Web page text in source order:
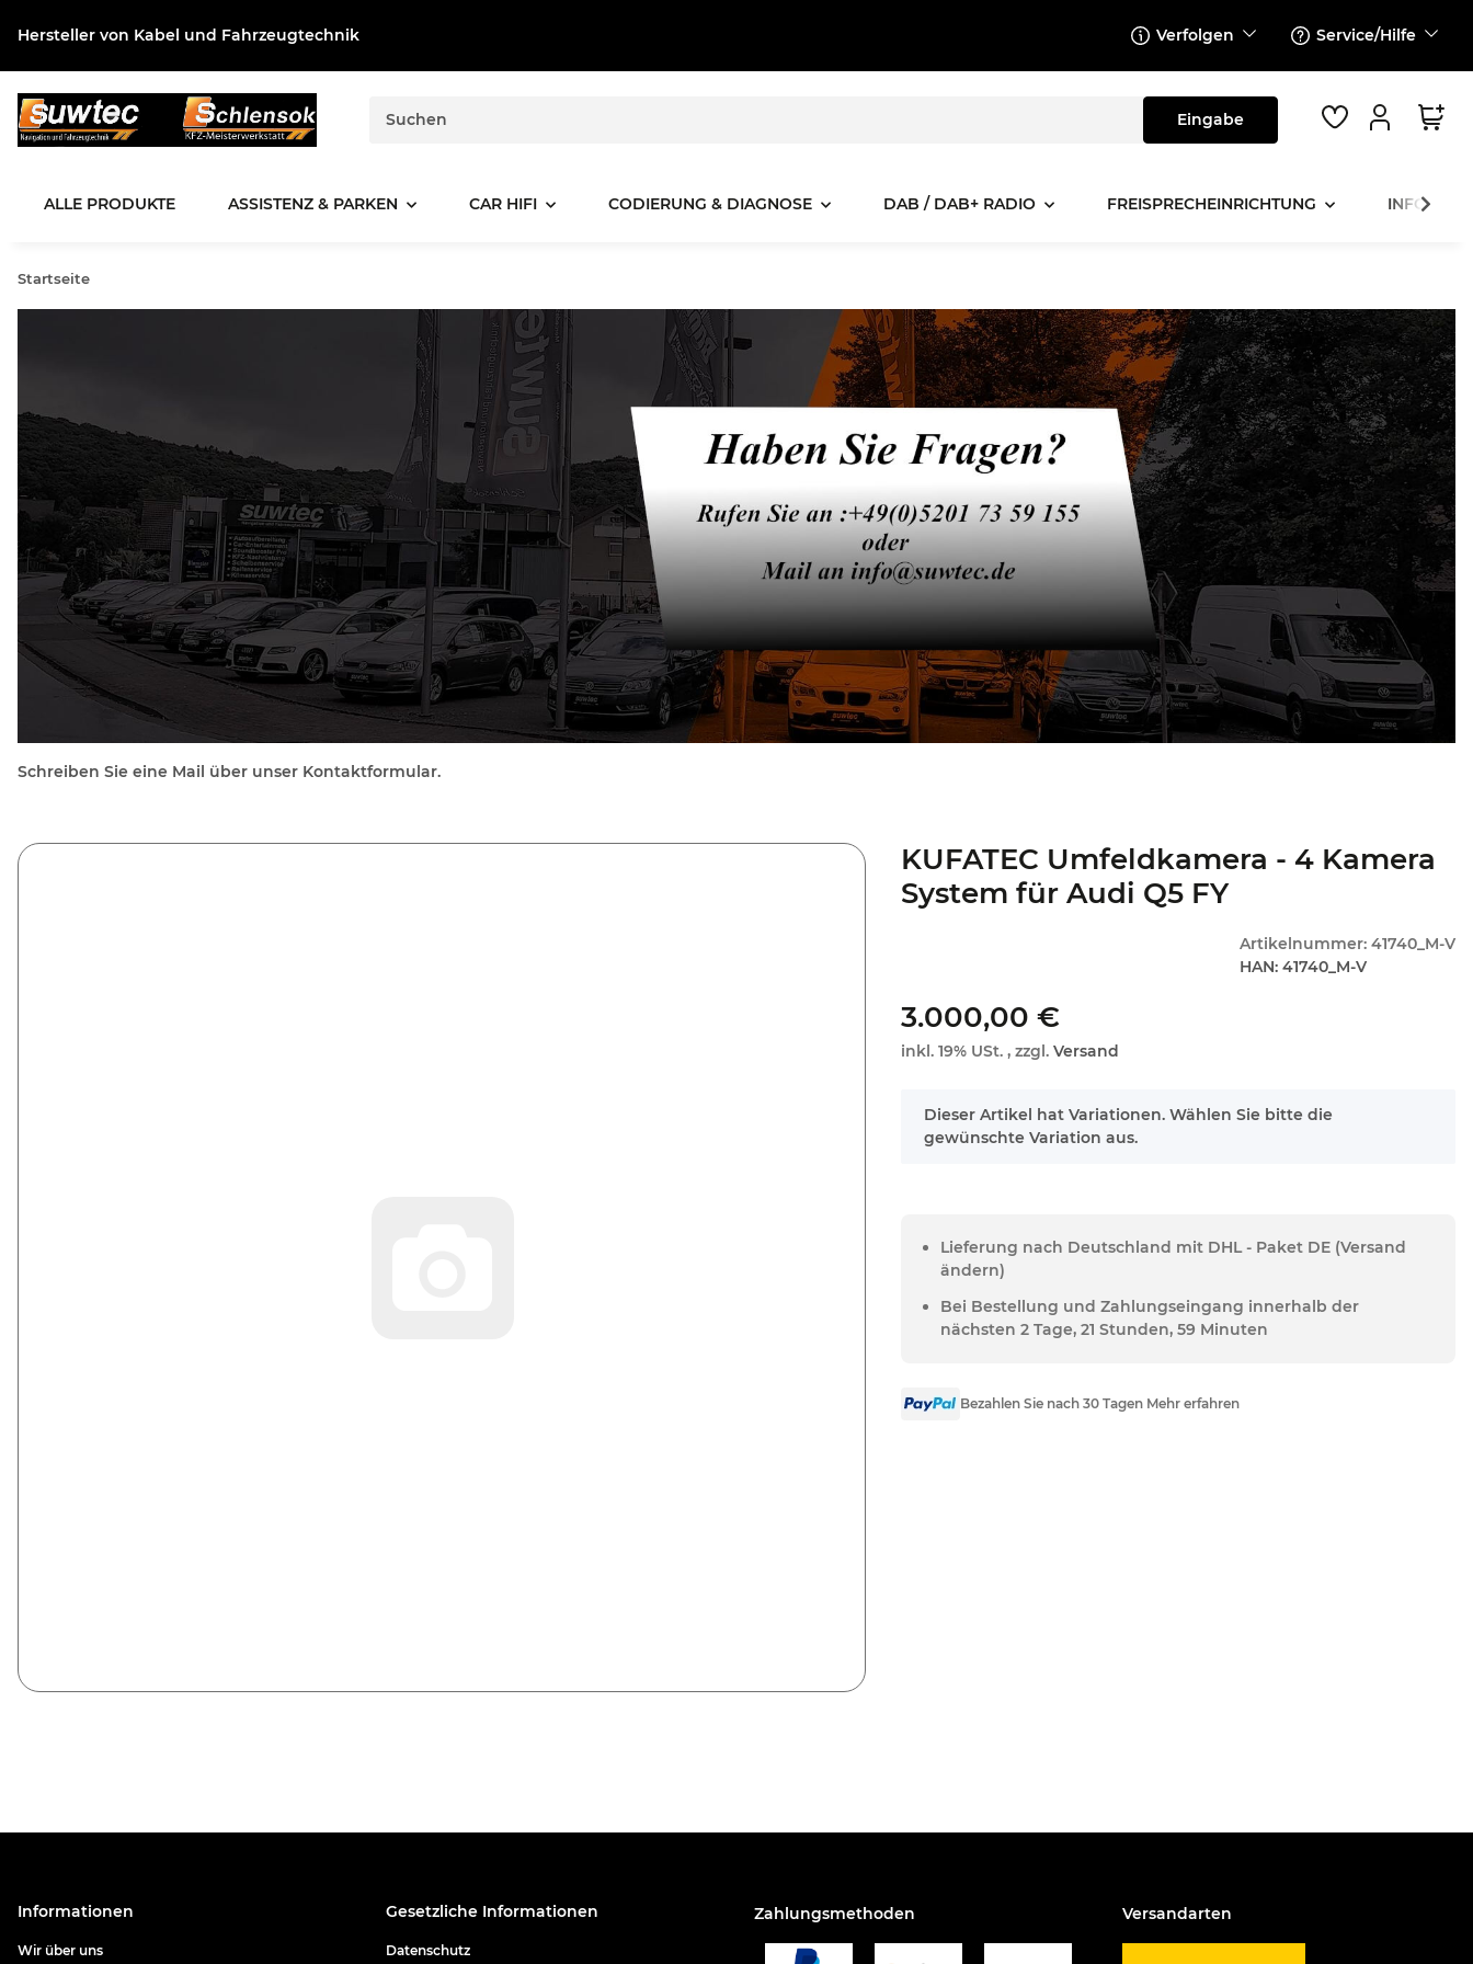
Hersteller von Kabel und Fahrzeugtechnik Verfolgen Service/Hilfe
ALLE PRODUKTE ASSISTENZ & PARKEN CAR HIFI CODIERUNG & DIAGNOSE DAB / DAB+ RADIO FREISPRECHEINRICHTUNG
Startseite
Schreiben Sie eine Mail über unser Kontaktformular.
KUFATEC Umfeldkamera - 4 Kamera
System für Audi Q5 FY
Artikelnummer: 41740_M-V
HAN: 41740_M-V
3.000,00 €
inkl. 19% USt. , zzgl.Versand
x
Dieser Artikel hat Variationen. Wählen Sie bitte die
gewünschte Variation aus.
Lieferung nach Deutschland mit DHL - Paket DE (Versand
ändern)
Bei Bestellung und Zahlungseingang innerhalb der
nächsten 2 Tage, 21 Stunden, 59 Minuten
Bezahlen Sie nach 30 Tagen Mehr erfahren
Informationen
Wir über uns
Gesetzliche Informationen
Datenschutz
Zahlungsmethoden Versandarten